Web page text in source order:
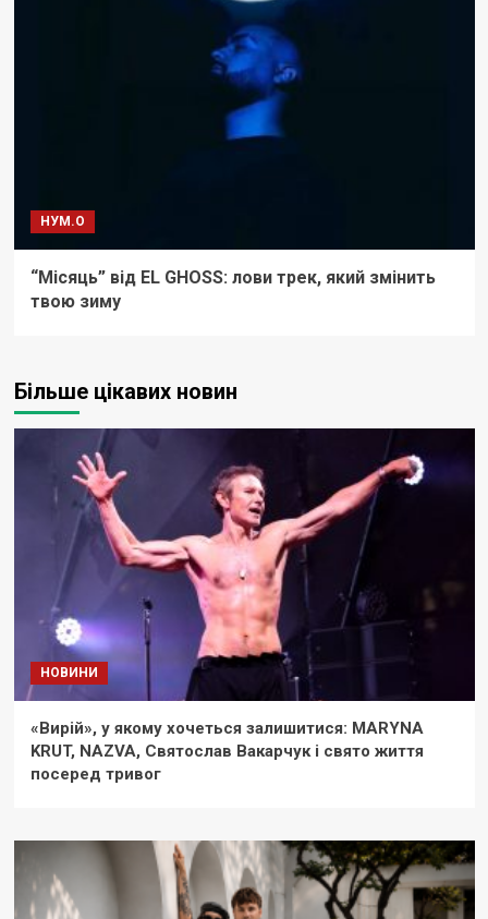
НУМ.О
“Місяць” від EL GHOSS: лови трек, який змінить
твою зиму
Більше цікавих новин
НОВИНИ
«Вирій», у якому хочеться залишитися: MARYNA
KRUT, NAZVA, Святослав Вакарчук і свято життя
посеред тривог